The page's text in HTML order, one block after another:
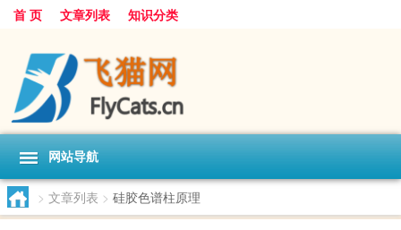
首 页 文章列表 知识分类
网站导航
> 文章列表 > 硅胶色谱柱原理